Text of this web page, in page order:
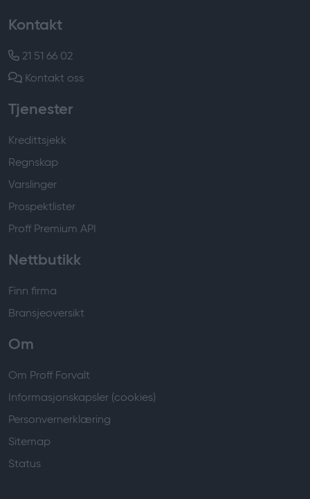
Kontakt
21 51 66 02
Kontakt oss
Tjenester
Kredittsjekk
Regnskap
Varslinger
Prospektlister
Proff Premium API
Nettbutikk
Finn firma
Bransjeoversikt
Om
Om Proff Forvalt
Informasjonskapsler (cookies)
Personvernerklæring
Sitemap
Status